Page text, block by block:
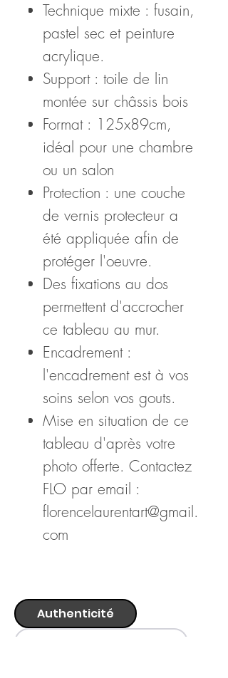
Technique mixte : fusain,
pastel sec et peinture
acrylique.
Support : toile de lin
montée sur châssis bois
Format : 125x89cm,
idéal pour une chambre
ou un salon
Protection : une couche
de vernis protecteur a
été appliquée afin de
protéger l'oeuvre.
Des fixations au dos
permettent d'accrocher
ce tableau au mur.
Encadrement :
l'encadrement est à vos
soins selon vos gouts.
Mise en situation de ce
tableau d'après votre
photo offerte. Contactez
FLO par email :
florencelaurentart@gmail.
com
Authenticité